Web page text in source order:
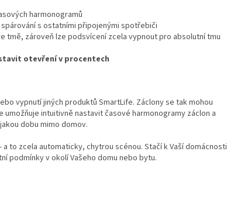
harmonogramů
s ostatními připojenými spotřebiči
tmě, zároveň lze podsvícení zcela vypnout pro absolutní tmu
otevření v procentech
vypnutí jiných produktů SmartLife. Záclony se tak mohou
intuitivně nastavit časové harmonogramy záclon a
dobu mimo domov.
to zcela automaticky, chytrou scénou. Stačí k Vaší domácnosti
podmínky v okolí Vašeho domu nebo bytu.